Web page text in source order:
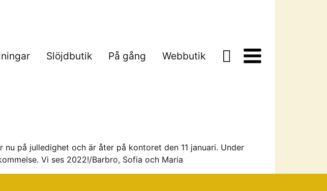
Slöjdbutik På gång Webbutik
på julledighet och är åter på kontoret den 11 januari. Under
Vi ses 2022!/Barbro, Sofia och Maria